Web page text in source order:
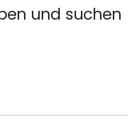
und suchen